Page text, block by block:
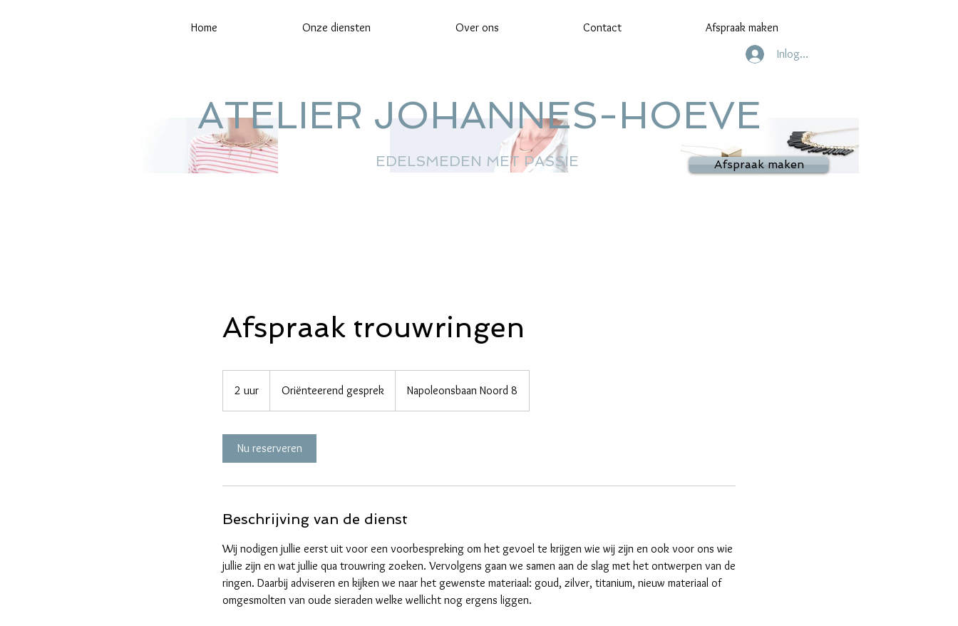
Home Onze diensten Over ons Contact
Afspraak maken
Inloggen
Afspraak trouwringen
2 uur
u
Oriënteerend gesprek Napoleonsbaan Noord 8
Nu reserveren
Beschrijving van de dienst
Wij nodigen jullie eerst uit voor een voorbespreking om het gevoel te krijgen wie wij zijn en ook voor ons wie
jullie zijn en wat jullie qua trouwring zoeken. Vervolgens gaan we samen aan de slag met het ontwerpen van de
ringen. Daarbij adviseren en kijken we naar het gewenste materiaal: goud, zilver, titanium, nieuw materiaal of
omgesmolten van oude sieraden welke wellicht nog ergens liggen.
ATELIER JOHANNES-HOEVE
EDELSMEDEN MET PASSIE Afspraak maken